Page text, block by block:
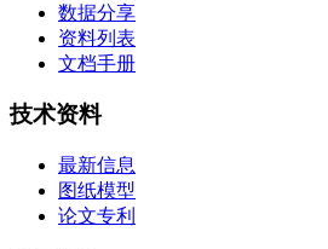
数据分享
资料列表
文档手册
技术资料
最新信息
图纸模型
论文专利